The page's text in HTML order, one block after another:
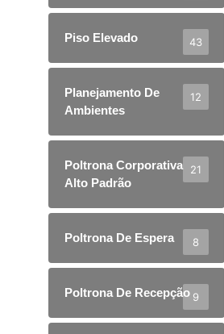
Piso Elevado 43
Planejamento De
Ambientes
12
Poltrona Corporativa
Alto Padrão
21
Poltrona De Espera 8
Poltrona De Recepção 9